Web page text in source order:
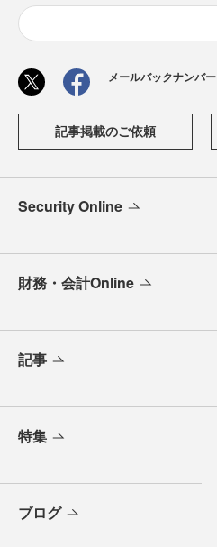
メールバックナンバー
記事掲載のご依頼
Security Online
財務・会計Online
記事
特集
ブログ